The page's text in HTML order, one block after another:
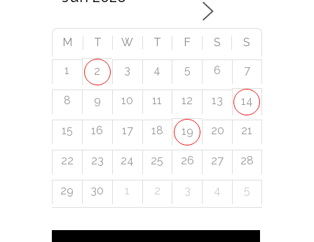
M T W T F S S
1 2 3 4 5 6 7
8 9 10 11 12 13 14
15 16 17 18 19 20 21
22 23 24 25 26 27 28
29 30 1 2 3 4 5